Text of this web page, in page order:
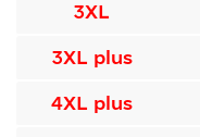
3XL
3XL plus
4XL plus